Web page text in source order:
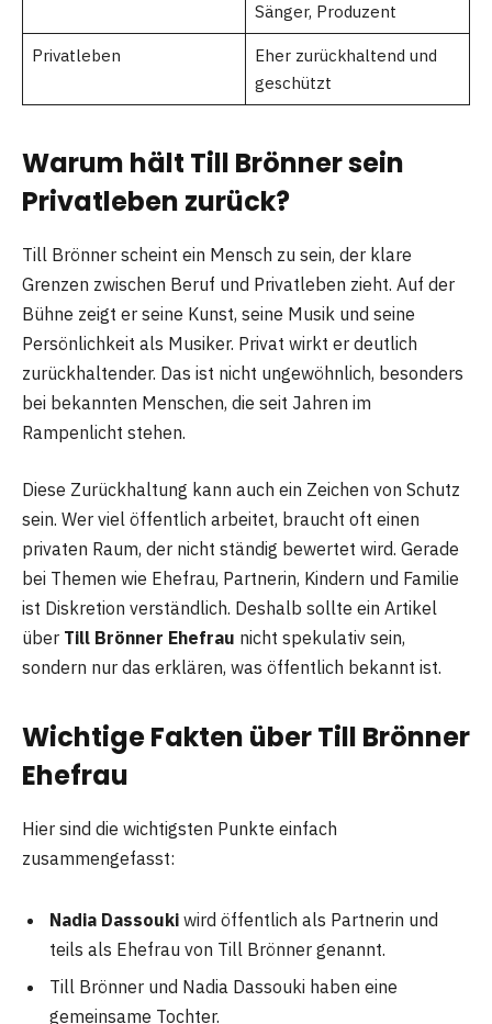
Sänger, Produzent
Privatleben
Eher zurückhaltend und
geschützt
Warum hält Till Brönner sein
Privatleben zurück?
Till Brönner scheint ein Mensch zu sein, der klare
Grenzen zwischen Beruf und Privatleben zieht. Auf der
Bühne zeigt er seine Kunst, seine Musik und seine
Persönlichkeit als Musiker. Privat wirkt er deutlich
zurückhaltender. Das ist nicht ungewöhnlich, besonders
bei bekannten Menschen, die seit Jahren im
Rampenlicht stehen.
Diese Zurückhaltung kann auch ein Zeichen von Schutz
sein. Wer viel öffentlich arbeitet, braucht oft einen
privaten Raum, der nicht ständig bewertet wird. Gerade
bei Themen wie Ehefrau, Partnerin, Kindern und Familie
ist Diskretion verständlich. Deshalb sollte ein Artikel
über Till Brönner Ehefrau nicht spekulativ sein,
sondern nur das erklären, was öffentlich bekannt ist.
Wichtige Fakten über Till Brönner
Ehefrau
Hier sind die wichtigsten Punkte einfach
zusammengefasst:
Nadia Dassouki wird öffentlich als Partnerin und
teils als Ehefrau von Till Brönner genannt.
Till Brönner und Nadia Dassouki haben eine
gemeinsame Tochter.